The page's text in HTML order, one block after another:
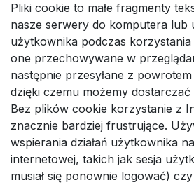
Pliki cookie to małe fragmenty
nasze serwery do komputera lub
użytkownika podczas korzystania
one przechowywane w
następnie przesyłane z
dzięki czemu możemy
Bez plików cookie korzystanie z
znacznie bardziej frustrujące.
wspierania działań użytkownika
internetowej, takich jak sesja
musiał się ponownie logować)